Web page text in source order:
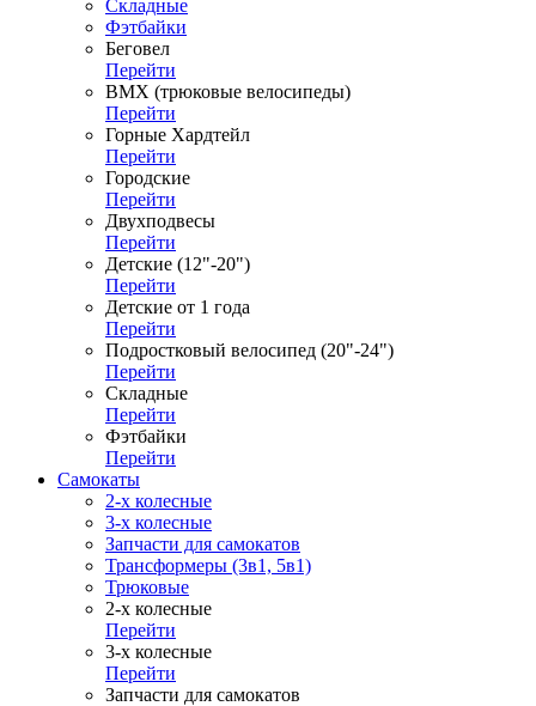
Складные
Фэтбайки
Беговел
Перейти
ВМХ (трюковые велосипеды)
Перейти
Горные Хардтейл
Перейти
Городские
Перейти
Двухподвесы
Перейти
Детские (12"-20")
Перейти
Детские от 1 года
Перейти
Подростковый велосипед (20"-24")
Перейти
Складные
Перейти
Фэтбайки
Перейти
Самокаты
2-х колесные
3-х колесные
Запчасти для самокатов
Трансформеры (3в1, 5в1)
Трюковые
2-х колесные
Перейти
3-х колесные
Перейти
Запчасти для самокатов